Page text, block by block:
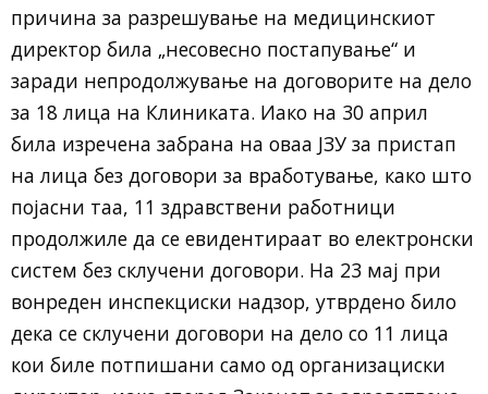
причина за разрешување на медицинскиот
директор била „несовесно постапување“ и
заради непродолжување на договорите на дело
за 18 лица на Клиниката. Иако на 30 април
била изречена забрана на оваа ЈЗУ за пристап
на лица без договори за вработување, како што
појасни таа, 11 здравствени работници
продолжиле да се евидентираат во електронски
систем без склучени договори. На 23 мај при
вонреден инспекциски надзор, утврдено било
дека се склучени договори на дело со 11 лица
кои биле потпишани само од организациски